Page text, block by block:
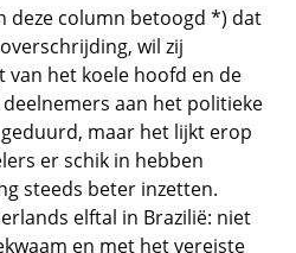
deze column betoogd *) dat
wil zij
van het koele hoofd en de
aan het politieke
maar het lijkt erop
er schik in hebben
steeds beter inzetten.
elftal in Brazilië: niet
en met het vereiste